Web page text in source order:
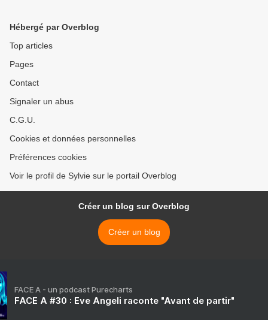
Hébergé par Overblog
Top articles
Pages
Contact
Signaler un abus
C.G.U.
Cookies et données personnelles
Préférences cookies
Voir le profil de Sylvie sur le portail Overblog
Créer un blog sur Overblog
Créer un blog
FACE A - un podcast Purecharts
FACE A #30 : Eve Angeli raconte "Avant de partir"